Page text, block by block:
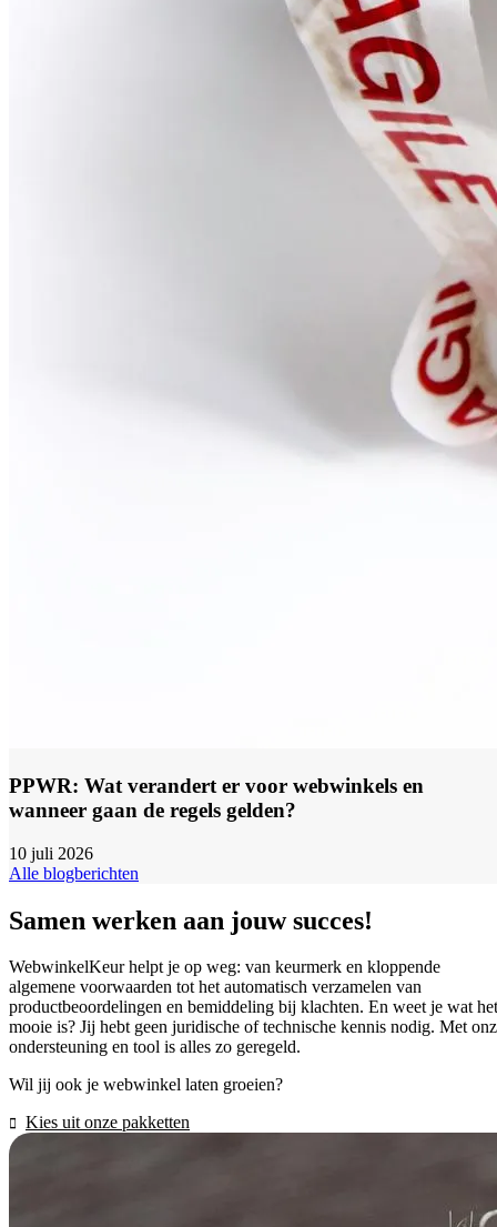
PPWR: Wat verandert er voor webwinkels en
wanneer gaan de regels gelden?
10 juli 2026
Alle blogberichten
Samen werken aan jouw succes!
WebwinkelKeur helpt je op weg: van keurmerk en kloppende
algemene voorwaarden tot het automatisch verzamelen van
productbeoordelingen en bemiddeling bij klachten. En weet je wat het
mooie is? Jij hebt geen juridische of technische kennis nodig. Met
ondersteuning en tool is alles zo geregeld.
Wil jij ook je webwinkel laten groeien?
Kies uit onze pakketten